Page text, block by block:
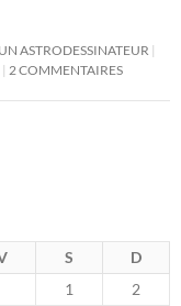
ASTRODESSINATEUR
2 COMMENTAIRES
S
D
1
2